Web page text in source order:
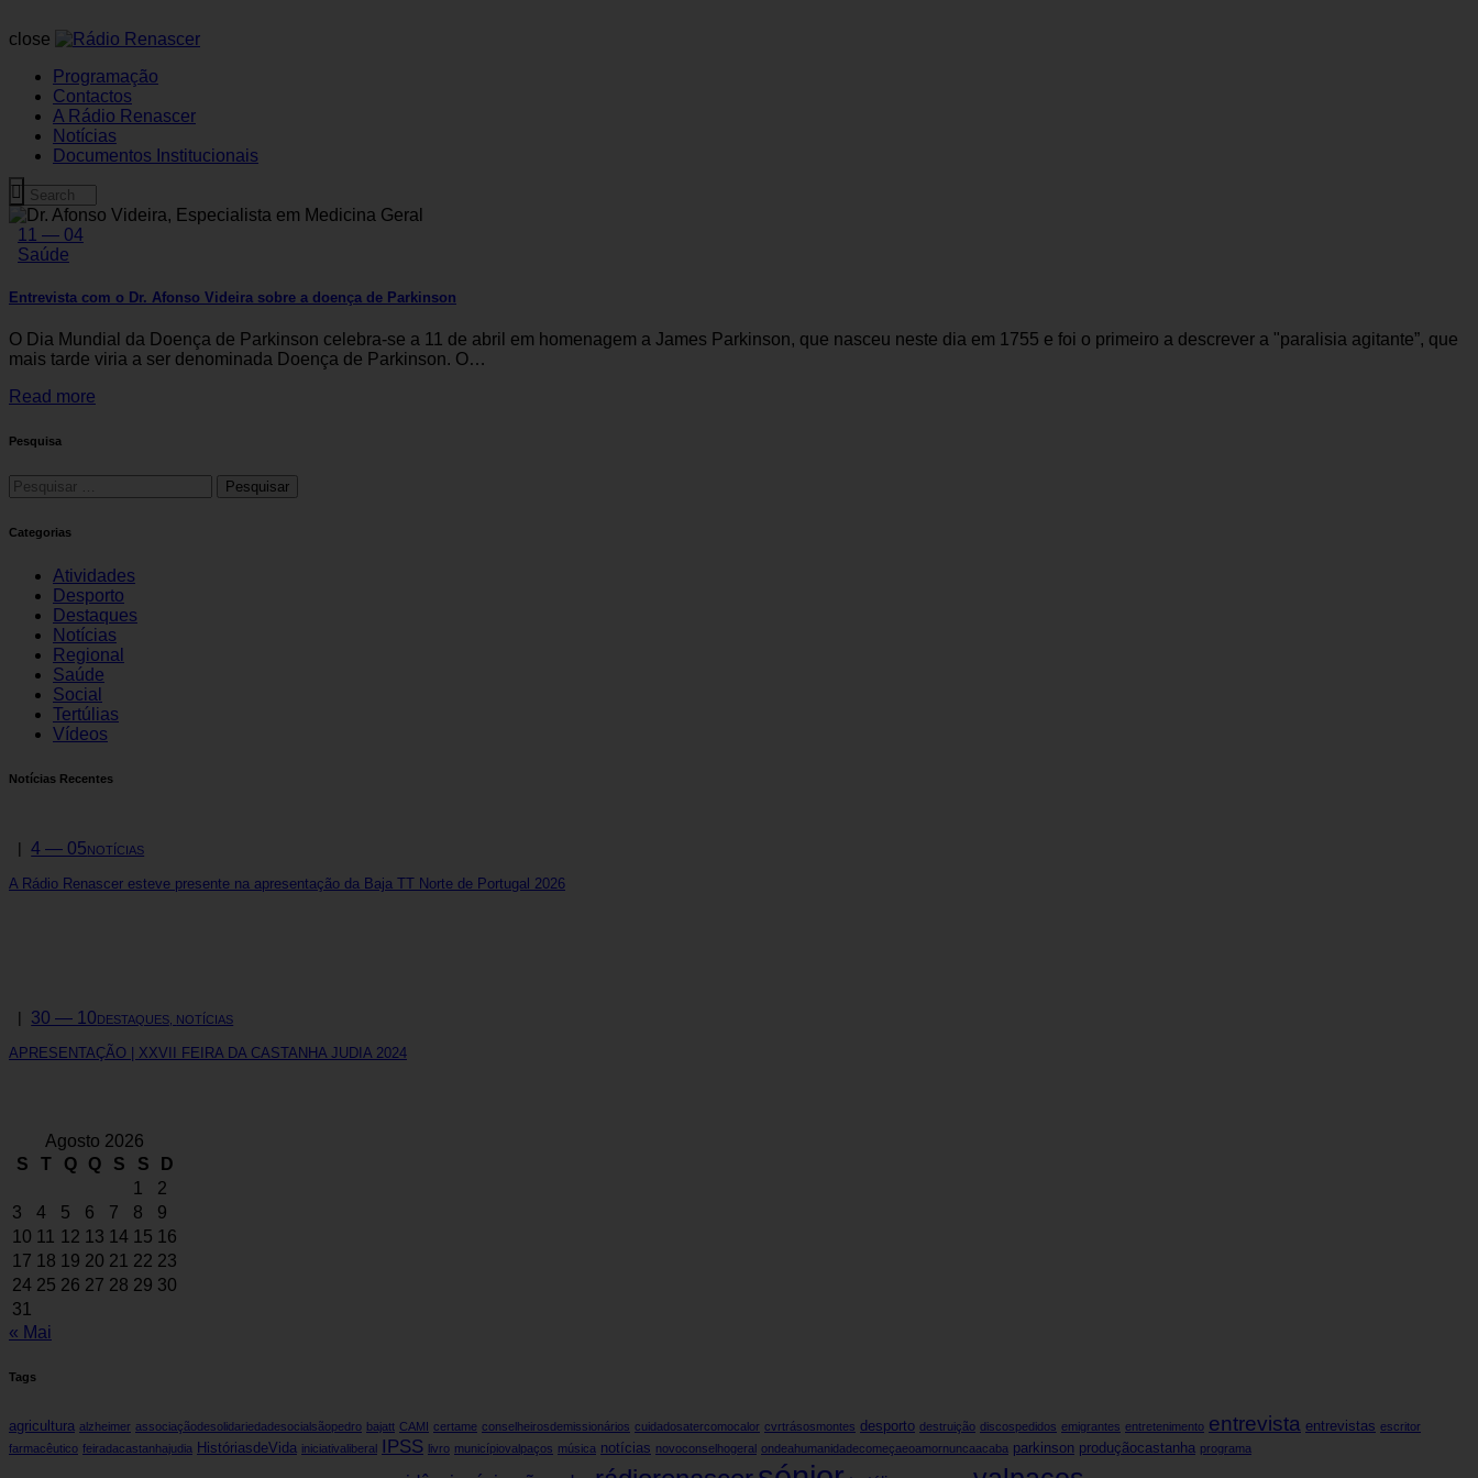
close
Programação
Contactos
A Rádio Renascer
Notícias
Documentos Institucionais
11 — 04
Saúde
Entrevista com o Dr. Afonso Videira sobre a doença de Parkinson
O Dia Mundial da Doença de Parkinson celebra-se a 11 de abril em homenagem a James Parkinson, que nasceu neste dia em 1755 e foi o primeiro a descrever a "paralisia agitante”, que
mais tarde viria a ser denominada Doença de Parkinson. O…
Read more
Pesquisa
Categorias
Atividades
Desporto
Destaques
Notícias
Regional
Saúde
Social
Tertúlias
Vídeos
Notícias Recentes
4 — 05NOTÍCIAS
A Rádio Renascer esteve presente na apresentação da Baja TT Norte de Portugal 2026
30 — 10DESTAQUES, NOTÍCIAS
APRESENTAÇÃO | XXVII FEIRA DA CASTANHA JUDIA 2024
Agosto 2026
S
T Q Q S S
D
1
2
3
4 5 6 7 8
9
10 11 12 13 14 15 16
17 18 19 20 21 22 23
24 25 26 27 28 29 30
31
« Mai
Tags
agricultura alzheimer associaçãodesolidariedadesocialsãopedro bajatt CAMI certame conselheirosdemissionários cuidadosatercomocalor cvrtrásosmontes desporto destruição discospedidos emigrantes entretenimento entrevista entrevistas escritor
farmacêutico feiradacastanhajudia HistóriasdeVida iniciativaliberal IPSS livro municípiovalpaços música notícias novoconselhogeral ondeahumanidadecomeçaeoamornuncaacaba parkinson produçãocastanha programa